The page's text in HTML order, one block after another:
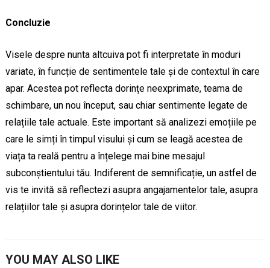
Concluzie
Visele despre nunta altcuiva pot fi interpretate în moduri
variate, în funcție de sentimentele tale și de contextul în care
apar. Acestea pot reflecta dorințe neexprimate, teama de
schimbare, un nou început, sau chiar sentimente legate de
relațiile tale actuale. Este important să analizezi emoțiile pe
care le simți în timpul visului și cum se leagă acestea de
viața ta reală pentru a înțelege mai bine mesajul
subconștientului tău. Indiferent de semnificație, un astfel de
vis te invită să reflectezi asupra angajamentelor tale, asupra
relațiilor tale și asupra dorințelor tale de viitor.
YOU MAY ALSO LIKE